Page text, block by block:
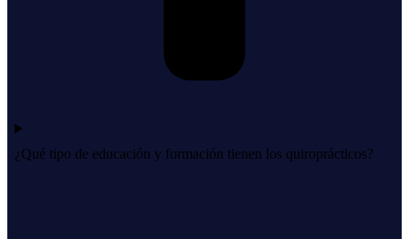
¿Qué tipo de educación y formación tienen los quiroprácticos?